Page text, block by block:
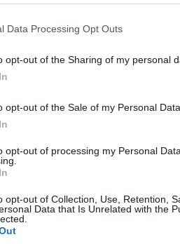
Data Processing Opt Outs
opt-out of the Sharing of my personal
opt-out of the Sale of my Personal Data.
opt-out of processing my Personal
opt-out of Collection, Use, Retention,
Data that Is Unrelated with the
rá
és díszlettervezője
Sajdik Ferenc rajzai